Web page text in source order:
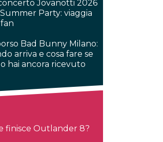
Jovanotti 2026
Party: viaggia
Bad Bunny Milano:
arriva e cosa fare se
hai ancora ricevuto
finisce Outlander 8?